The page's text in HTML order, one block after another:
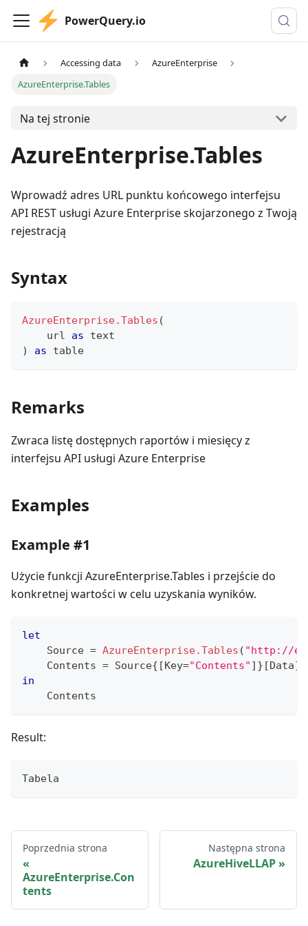
PowerQuery.io
Accessing data
AzureEnterprise
AzureEnterprise.Tables
Na tej stronie
AzureEnterprise.Tables
Wprowadź adres URL punktu końcowego interfejsu
API REST usługi Azure Enterprise skojarzonego z Twoją
rejestracją
Syntax
AzureEnterprise.Tables (
    url
as
text
)
as table
Remarks
Zwraca listę dostępnych raportów i miesięcy z
interfejsu API usługi Azure Enterprise
Examples
Example #1
Użycie funkcji AzureEnterprise.Tables i przejście do
konkretnej wartości w celu uzyskania wyników.
let
    Source
= AzureEnterprise.Tables ( "http://
    Contents
= Source{ [Key="Contents" ] } [Data]
in
    Contents
Result:
Tabela
Poprzednia strona
AzureEnterprise.Con
tents
Następna strona
AzureHiveLLAP